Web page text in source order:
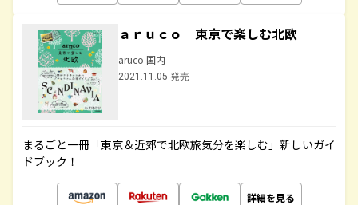
ａｒｕｃｏ 東京で楽しむ北欧
aruco 国内
2021.11.05 発売
まるごと一冊「東京＆近郊で北欧旅気分を楽しむ」新しいガイ
ドブック！
詳細を見る